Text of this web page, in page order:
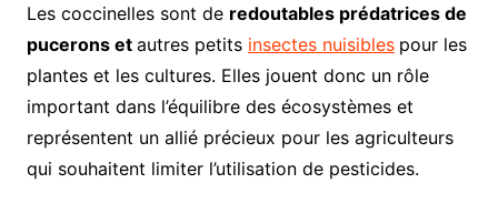
Les coccinelles sont de redoutables prédatrices de
pucerons et autres petits insectes nuisibles pour les
plantes et les cultures. Elles jouent donc un rôle
important dans l’équilibre des écosystèmes et
représentent un allié précieux pour les agriculteurs
qui souhaitent limiter l’utilisation de pesticides.